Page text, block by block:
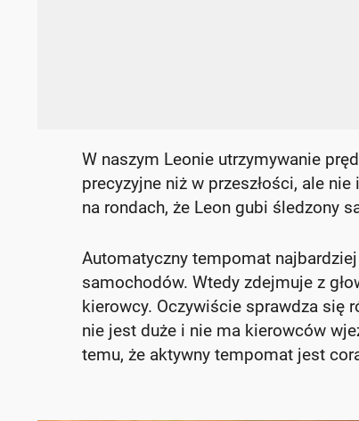
W naszym Leonie utrzymywanie
precyzyjne niż w przeszłości, ale
na rondach, że Leon gubi śledzony
Automatyczny tempomat
samochodów. Wtedy zdejmuje z
kierowcy. Oczywiście sprawdza się
nie jest duże i nie ma kierowców
temu, że aktywny tempomat jest